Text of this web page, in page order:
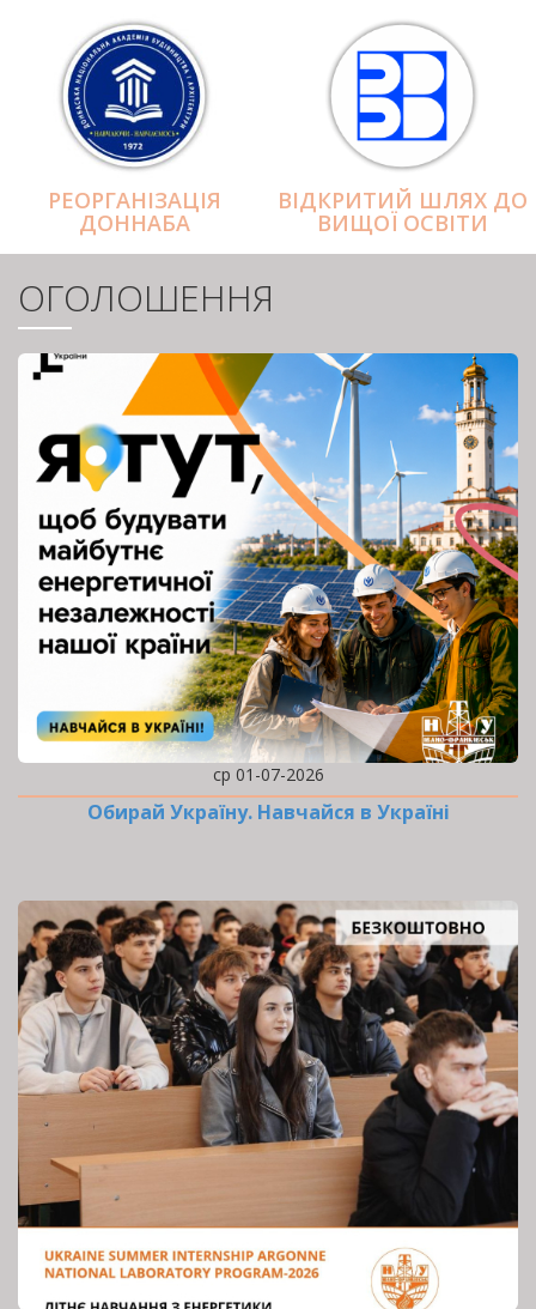
РЕОРГАНІЗАЦІЯ
ДОННАБА
ВІДКРИТИЙ ШЛЯХ ДО
ВИЩОЇ ОСВІТИ
ОГОЛОШЕННЯ
ср 01-07-2026
Обирай Україну. Навчайся в Україні